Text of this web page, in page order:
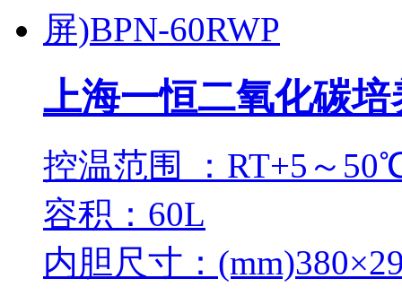
上海一恒二氧化碳
控温范围 ：RT+5～
容积：60L
内胆尺寸：